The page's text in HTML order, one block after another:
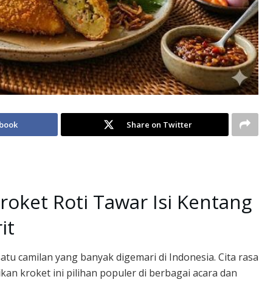
Share on Twitter
Roti Tawar Isi Kentang
camilan yang banyak digemari di Indonesia. Cita rasa
kroket ini pilihan populer di berbagai acara dan